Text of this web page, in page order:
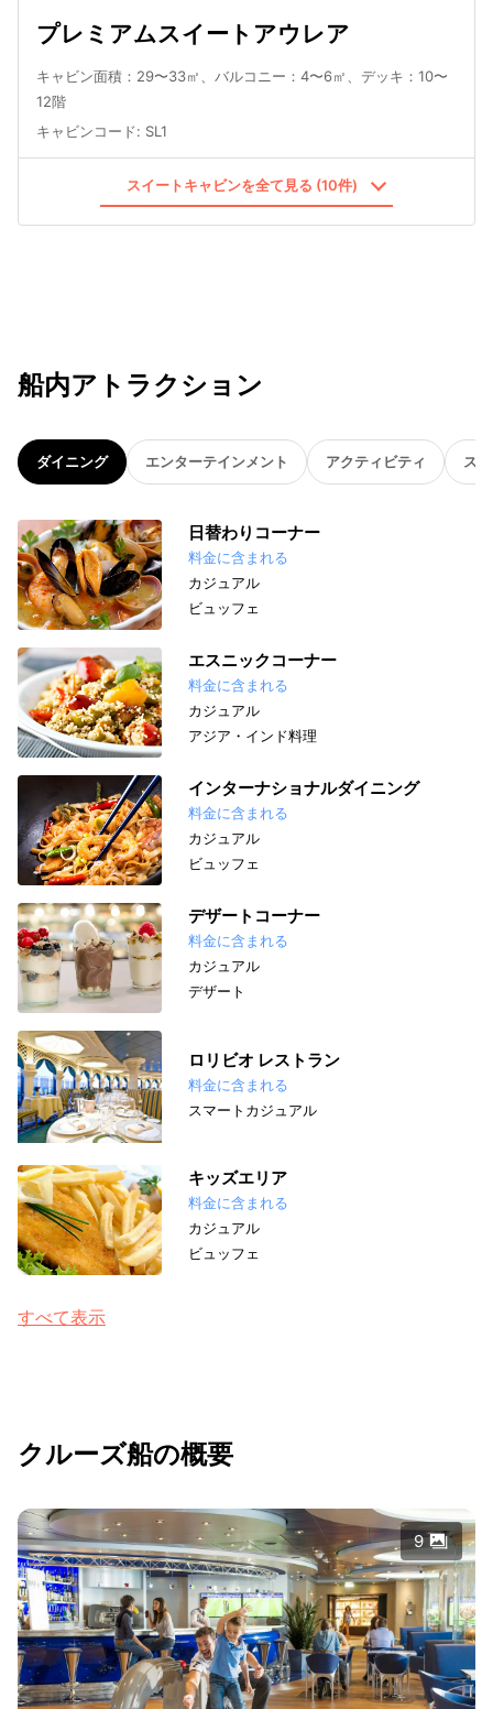
プレミアムスイートアウレア
キャビン面積：29〜33㎡、バルコニー：4〜6㎡、デッキ：10〜
12階
キャビンコード: SL1
スイートキャビンを全て見る (10件)
船内アトラクション
ダイニング エンターテインメント アクティビティ ス
日替わりコーナー
料金に含まれる
カジュアル
ビュッフェ
エスニックコーナー
料金に含まれる
カジュアル
アジア・インド料理
インターナショナルダイニング
料金に含まれる
カジュアル
ビュッフェ
デザートコーナー
料金に含まれる
カジュアル
デザート
ロリビオ レストラン
料金に含まれる
スマートカジュアル
キッズエリア
料金に含まれる
カジュアル
ビュッフェ
すべて表示
クルーズ船の概要
9